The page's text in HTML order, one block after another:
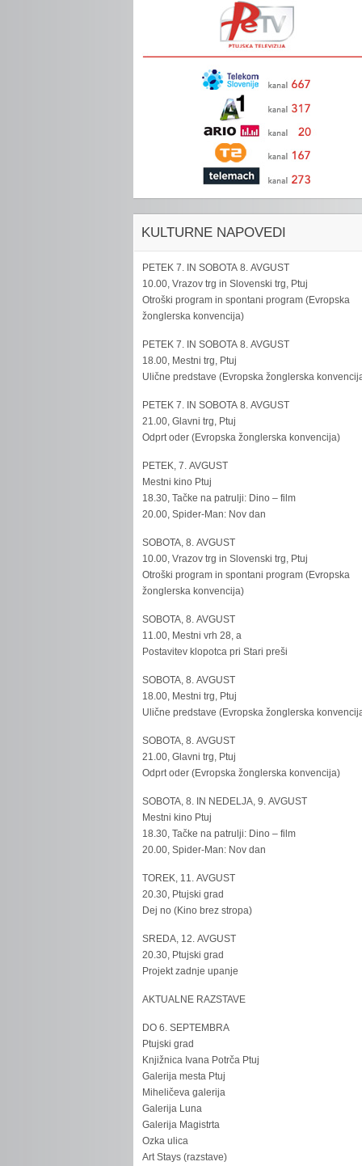
KULTURNE NAPOVEDI
PETEK 7. IN SOBOTA 8. AVGUST
10.00, Vrazov trg in Slovenski trg, Ptuj
Otroški program in spontani program (Evropska
žonglerska konvencija)
PETEK 7. IN SOBOTA 8. AVGUST
18.00, Mestni trg, Ptuj
Ulične predstave (Evropska žonglerska
PETEK 7. IN SOBOTA 8. AVGUST
21.00, Glavni trg, Ptuj
Odprt oder (Evropska žonglerska konvencija)
PETEK, 7. AVGUST
Mestni kino Ptuj
18.30, Tačke na patrulji: Dino – film
20.00, Spider-Man: Nov dan
SOBOTA, 8. AVGUST
10.00, Vrazov trg in Slovenski trg, Ptuj
Otroški program in spontani program (Evropska
žonglerska konvencija)
SOBOTA, 8. AVGUST
11.00, Mestni vrh 28, a
Postavitev klopotca pri Stari preši
SOBOTA, 8. AVGUST
18.00, Mestni trg, Ptuj
Ulične predstave (Evropska žonglerska
SOBOTA, 8. AVGUST
21.00, Glavni trg, Ptuj
Odprt oder (Evropska žonglerska konvencija)
SOBOTA, 8. IN NEDELJA, 9. AVGUST
Mestni kino Ptuj
18.30, Tačke na patrulji: Dino – film
20.00, Spider-Man: Nov dan
TOREK, 11. AVGUST
20.30, Ptujski grad
Dej no (Kino brez stropa)
SREDA, 12. AVGUST
20.30, Ptujski grad
Projekt zadnje upanje
AKTUALNE RAZSTAVE
DO 6. SEPTEMBRA
Ptujski grad
Knjižnica Ivana Potrča Ptuj
Galerija mesta Ptuj
Miheličeva galerija
Galerija Luna
Galerija Magistrta
Ozka ulica
Art Stays (razstave)